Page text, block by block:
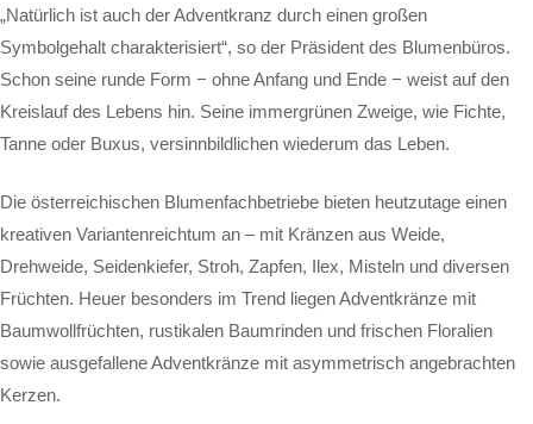
„Natürlich ist auch der Adventkranz durch einen großen
Symbolgehalt charakterisiert“, so der Präsident des Blumenbüros.
Schon seine runde Form − ohne Anfang und Ende − weist auf den
Kreislauf des Lebens hin. Seine immergrünen Zweige, wie Fichte,
Tanne oder Buxus, versinnbildlichen wiederum das Leben.
Die österreichischen Blumenfachbetriebe bieten heutzutage einen
kreativen Variantenreichtum an – mit Kränzen aus Weide,
Drehweide, Seidenkiefer, Stroh, Zapfen, Ilex, Misteln und diversen
Früchten. Heuer besonders im Trend liegen Adventkränze mit
Baumwollfrüchten, rustikalen Baumrinden und frischen Floralien
sowie ausgefallene Adventkränze mit asymmetrisch angebrachten
Kerzen.